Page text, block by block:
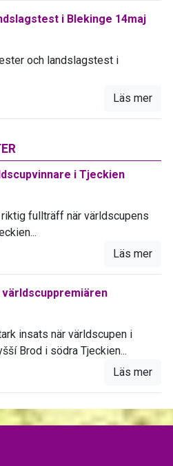
i Blekinge 14maj
och landslagstest i
Läs mer
i Tjeckien
fullträff när världscupens
Läs mer
insats när världscupen i
Brod i södra Tjeckien...
Läs mer